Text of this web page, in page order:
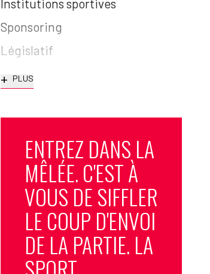
Institutions sportives
Sponsoring
Législatif
+ PLUS
ENTREZ DANS LA
MÊLÉE. C'EST À
VOUS DE SIFFLER
LE COUP D'ENVOI
DE LA PARTIE. LA